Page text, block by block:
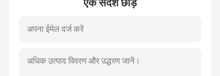
एक संदेश छोड़ें